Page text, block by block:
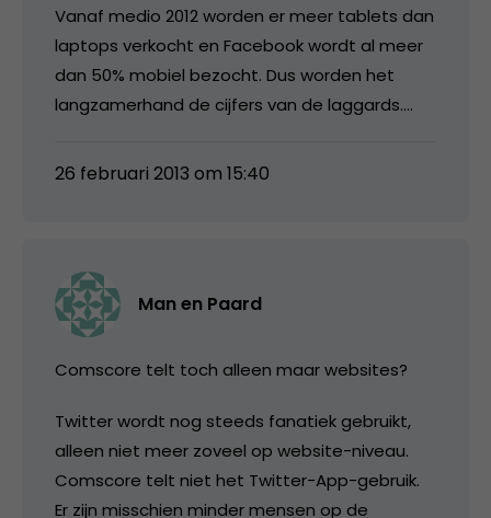
Vanaf medio 2012 worden er meer tablets dan
laptops verkocht en Facebook wordt al meer
dan 50% mobiel bezocht. Dus worden het
langzamerhand de cijfers van de laggards….
26 februari 2013 om 15:40
Man en Paard
Comscore telt toch alleen maar websites?
Twitter wordt nog steeds fanatiek gebruikt,
alleen niet meer zoveel op website-niveau.
Comscore telt niet het Twitter-App-gebruik.
Er zijn misschien minder mensen op de